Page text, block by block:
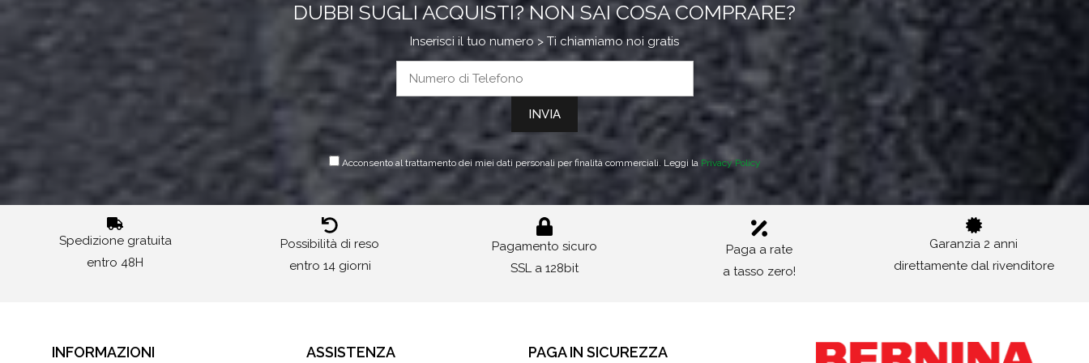
DUBBI SUGLI ACQUISTI? NON SAI COSA COMPRARE?
Inserisci il tuo numero > Ti chiamiamo noi gratis
Acconsento al trattamento dei miei dati personali per finalità commerciali. Leggi la Privacy Policy
Spedizione gratuita
entro 48H
Possibilità di reso
entro 14 giorni
Pagamento sicuro
SSL a 128bit
Paga a rate
a tasso zero!
Garanzia 2 anni
direttamente dal rivenditore
INFORMAZIONI ASSISTENZA PAGA IN SICUREZZA